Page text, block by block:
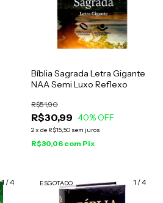
Bíblia Sagrada Letra Gigante
NAA Semi Luxo Reflexo
R$30,99
R$51,90
40% OFF
2x de R$15,50 sem juros
R$30,06 com Pix
1 /4 1 /4
ESGOTADO